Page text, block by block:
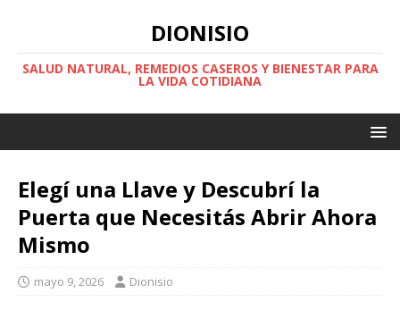
DIONISIO
SALUD NATURAL, REMEDIOS CASEROS Y BIENESTAR PARA
LA VIDA COTIDIANA
Elegí una Llave y Descubrí la
Puerta que Necesitás Abrir Ahora
Mismo
mayo 9, 2026 Dionisio